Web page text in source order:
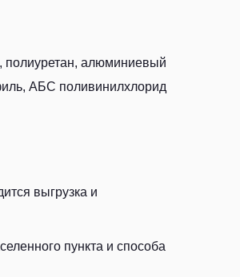
полиуретан, алюминиевый
АБС поливинилхлорид
выгрузка и
пункта и способа